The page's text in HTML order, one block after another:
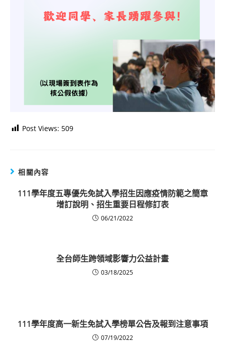
Post Views: 509
相關內容
111學年度五專優先免試入學招生因應疫情防範之簡章
增訂說明、招生重要日程修訂表
06/21/2022
全台師生跨領域影響力公益計畫
03/18/2025
111學年度高一新生免試入學榜單公告及報到注意事項
07/19/2022